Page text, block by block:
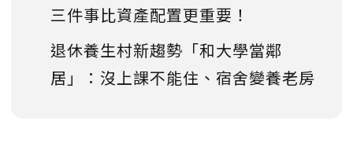
三件事比資產配置更重要！
退休養生村新趨勢「和大學當鄰
居」：沒上課不能住、宿舍變養老房